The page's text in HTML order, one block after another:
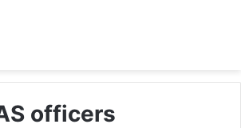
officers